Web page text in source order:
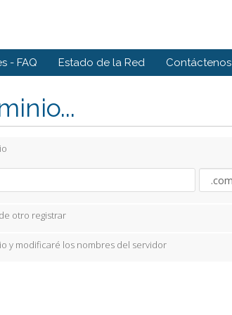
- FAQ Estado de la Red Contáctenos
otro registrar
y modificaré los nombres del servidor